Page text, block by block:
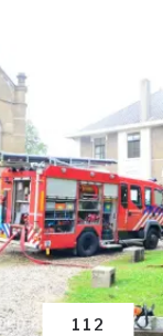
112